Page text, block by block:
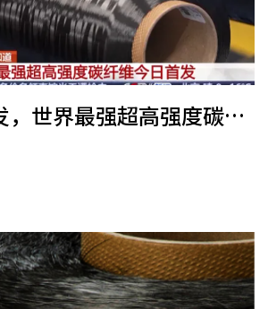
，世界最强超高强度碳纤